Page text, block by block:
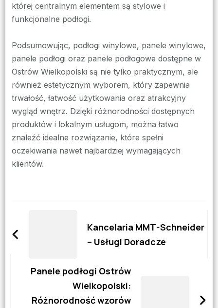
której centralnym elementem są stylowe i
funkcjonalne podłogi.
Podsumowując, podłogi winylowe, panele winylowe,
panele podłogi oraz panele podłogowe dostępne w
Ostrów Wielkopolski są nie tylko praktycznym, ale
również estetycznym wyborem, który zapewnia
trwałość, łatwość użytkowania oraz atrakcyjny
wygląd wnętrz. Dzięki różnorodności dostępnych
produktów i lokalnym usługom, można łatwo
znaleźć idealne rozwiązanie, które spełni
oczekiwania nawet najbardziej wymagających
klientów.
wpisy
Kancelaria MMT-Schneider
– Usługi Doradcze
Panele podłogi Ostrów
Wielkopolski:
Różnorodność wzorów